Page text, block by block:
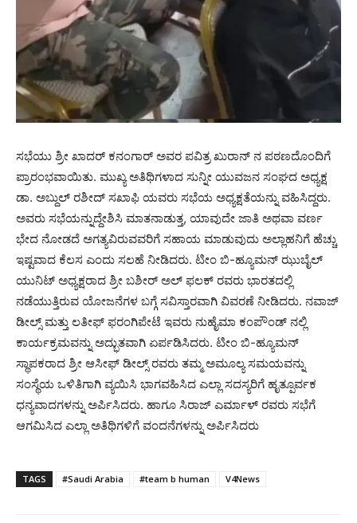
ಸಭೆಯು ಶ್ರೀ ಖಾದರ್ ಕನಂಗಾರ್ ಅವರ ಪವಿತ್ರ ಖುರಾನ್ ನ ಪಠಣದೊಂದಿಗೆ
ಪ್ರಾರಂಭವಾಯಿತು. ಮುಖ್ಯ ಅತಿಥಿಗಳಾದ ಸುನ್ನೀ ಯುವಜನ ಸಂಘದ ಅಧ್ಯಕ್ಷ
ಡಾ. ಅಬ್ದುಲ್ ರಶೀದ್ ಸಖಾಫಿ ಯವರು ಸಭೆಯ ಅಧ್ಯಕ್ಷತೆಯನ್ನು ವಹಿಸಿದ್ದರು.
ಅವರು ಸಭೆಯನ್ನುದ್ದೇಶಿಸಿ ಮಾತನಾಡುತ್ತ, ಯಾವುದೇ ಜಾತಿ ಅಥವಾ ವರ್ಣ
ಭೇದ ನೋಡದೆ ಅಗತ್ಯವಿರುವವರಿಗೆ ಸಹಾಯ ಮಾಡುವುದು ಅಲ್ಲಾಹನಿಗೆ ಹೆಚ್ಚು
ಇಷ್ಟವಾದ ಕೆಲಸ ಎಂದು ಸಲಹೆ ನೀಡಿದರು. ಟೀಂ ಬಿ-ಹ್ಯೂಮನ್ ಝುಬೈಲ್
ಯುನಿಟ್ ಅಧ್ಯಕ್ಷರಾದ ಶ್ರೀ ಬಶೀರ್ ಅಲ್ ಫಲಕ್ ರವರು ಭಾರತದಲ್ಲಿ
ನಡೆಯುತ್ತಿರುವ ಯೋಜನೆಗಳ ಬಗ್ಗೆ ಸವಿಸ್ತಾರವಾಗಿ ವಿವರಣೆ ನೀಡಿದರು. ನವಾಜ್
ಡೀಲ್ಸ್ ಮತ್ತು ಲತೀಫ್ ಫರಂಗಿಪೇಟೆ ಇವರು ನುಹೈಮಾ ಕಂಪೌಂಡ್ ನಲ್ಲಿ
ಕಾರ್ಯಕ್ರಮವನ್ನು ಅದ್ಭುತವಾಗಿ ಏರ್ಪಡಿಸಿದರು. ಟೀಂ ಬಿ-ಹ್ಯೂಮನ್
ಸ್ಥಾಪಕರಾದ ಶ್ರೀ ಆಸೀಫ್ ಡೀಲ್ಸ್ ರವರು ತಮ್ಮ ಅಮೂಲ್ಯ ಸಮಯವನ್ನು
ಸಂಸ್ಥೆಯ ಒಳಿತಿಗಾಗಿ ವ್ಯಯಿಸಿ ಭಾಗವಹಿಸಿದ ಎಲ್ಲಾ ಸದಸ್ಯರಿಗೆ ಹೃತ್ಪೂರ್ವಕ
ಧನ್ಯವಾದಗಳನ್ನು ಅರ್ಪಿಸಿದರು. ಹಾಗೂ ಸಿರಾಜ್ ಎರ್ಮಾಳ್ ರವರು ಸಭೆಗೆ
ಆಗಮಿಸಿದ ಎಲ್ಲಾ ಅತಿಥಿಗಳಿಗೆ ವಂದನೆಗಳನ್ನು ಅರ್ಪಿಸಿದರು
TAGS #Saudi Arabia #team b human V4News